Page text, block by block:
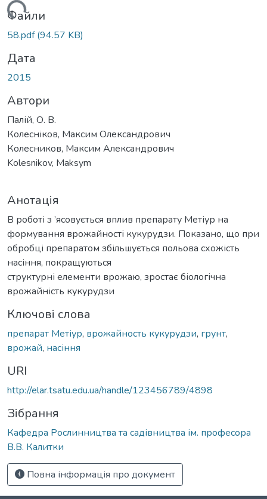
Файли
58.pdf(94.57 KB)
Дата
2015
Автори
Палій, О. В.
Колесніков, Максим Олександрович
Колесников, Максим Александрович
Kolesnikov, Maksym
Анотація
В роботі з ’ясовується вплив препарату Метіур на
формування врожайності кукурудзи. Показано, що при
обробці препаратом збільшується польова схожість
насіння, покращуються
структурні елементи врожаю, зростає біологічна
врожайність кукурудзи
Ключові слова
препарат Метіур, врожайность кукурудзи, грунт,
врожай, насіння
URI
http://elar.tsatu.edu.ua/handle/123456789/4898
Зібрання
Кафедра Рослинництва та садівництва ім. професора
В.В. Калитки
Повна інформація про документ